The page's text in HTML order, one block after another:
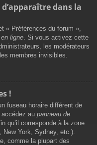
dans la
« Préférences du forum »,
ligne. Si vous activez cette
les modérateurs
membres invisibles.
!
fuseau horaire différent de
au panneau de
qu’il corresponde à la zone
York, Sydney, etc.).
comme la plupart des